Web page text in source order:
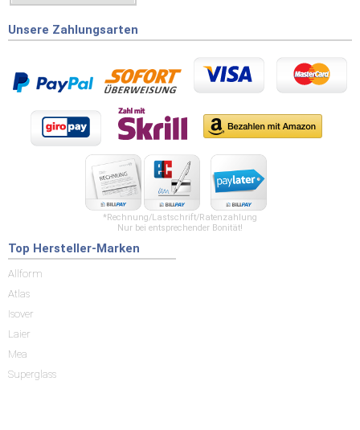
Unsere Zahlungsarten
*Rechnung/Lastschrift/Ratenzahlung
Nur bei entsprechender Bonität!
Top Hersteller-Marken
Allform
Atlas
Isover
Laier
Mea
Superglass